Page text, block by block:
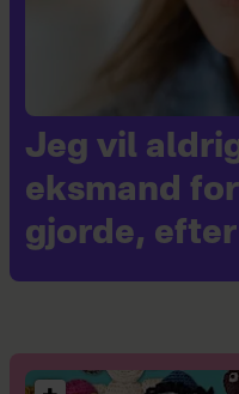
Jeg vil
eksmand
gjorde,